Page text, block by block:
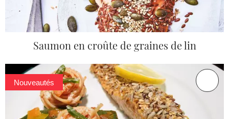
Saumon en croûte de graines de lin
Nouveautés